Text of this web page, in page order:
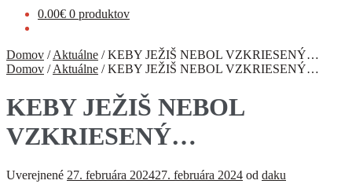
0.00€ 0 produktov
Domov /Aktuálne /KEBY JEŽIŠ NEBOL VZKRIESENÝ…
Domov /Aktuálne /KEBY JEŽIŠ NEBOL VZKRIESENÝ…
KEBY JEŽIŠ NEBOL
VZKRIESENÝ…
Uverejnené 27. februára 202427. februára 2024 od daku